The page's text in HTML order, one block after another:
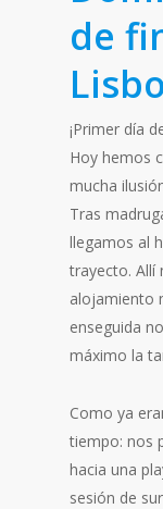
de
¡Primer día
Hoy hemos
mucha
Tras
llegamos al
trayecto. Allí
alojamiento
enseguida
máximo la
Como ya
tiempo: nos
hacia una
sesión de